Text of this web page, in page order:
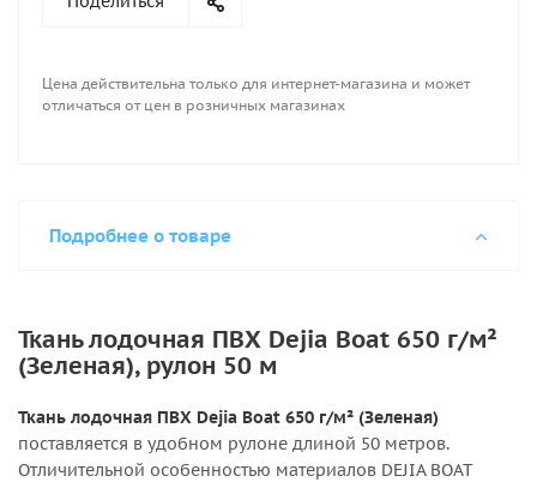
Цена действительна только для интернет-магазина и может
отличаться от цен в розничных магазинах
Подробнее о товаре
Ткань лодочная ПВХ Dejia Boat 650 г/м²
(Зеленая), рулон 50 м
Ткань лодочная ПВХ Dejia Boat 650 г/м² (Зеленая)
поставляется в удобном рулоне длиной 50 метров.
Отличительной особенностью материалов DEJIA BOAT